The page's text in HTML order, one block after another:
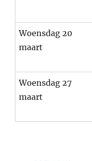
Woensdag 20
maart
Woensdag 27
maart
Bericht